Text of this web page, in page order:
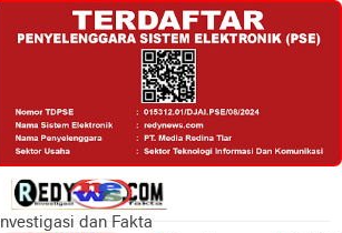
Investigasi dan Fakta